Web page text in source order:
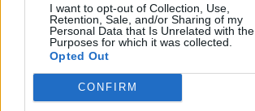
I want to opt-out of Collection, Use,
Retention, Sale, and/or Sharing of my
Personal Data that Is Unrelated with the
Purposes for which it was collected.
Opted Out
CONFIRM